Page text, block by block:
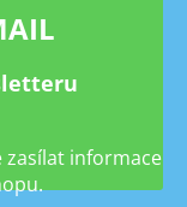
zasílat informace